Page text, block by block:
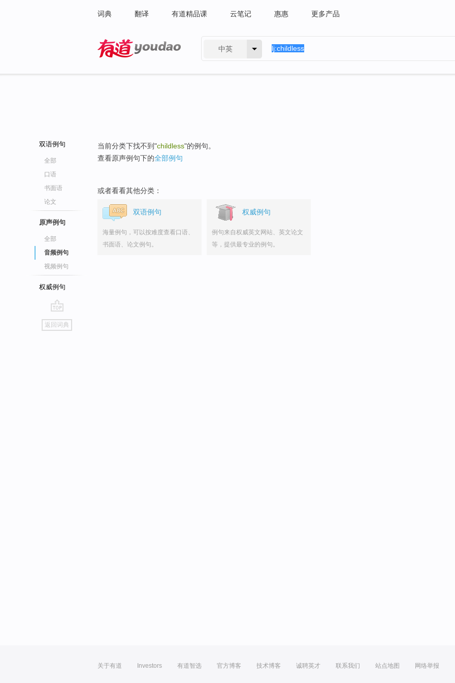
词典 翻译 有道精品课 云笔记 惠惠 更多产品
中英
双语例句
全部
口语
书面语
论文
原声例句
全部
音频例句
视频例句
权威例句
go
top
返回词典
当前分类下找不到"childless"的例句。
查看原声例句下的全部例句
或者看看其他分类：
双语例句
海量例句，可以按难度查看口语、
书面语、论文例句。
权威例句
例句来自权威英文网站、英文论文
等，提供最专业的例句。
关于有道 Investors 有道智选 官方博客 技术博客 诚聘英才 联系我们 站点地图 网络举报